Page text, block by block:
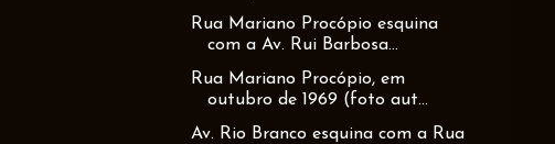
Rua Mariano Procópio esquina
com a Av. Rui Barbosa...
Rua Mariano Procópio, em
outubro de 1969 (foto aut...
Av. Rio Branco esquina com a Rua